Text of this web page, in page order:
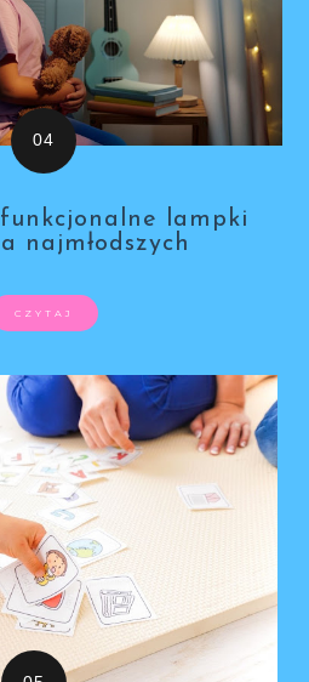
lampki
najmłodszych
CZYTAJ